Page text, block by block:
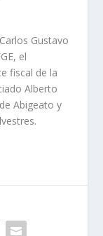
Gustavo
el
fiscal de la
Alberto
Abigeato y